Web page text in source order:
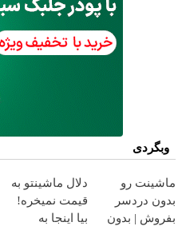
وبگردی
ماشینت رو
بدون دردسر
بفروش | بدون
دلال ماشینتو به
قیمت نمیخره!
بیا اینجا به